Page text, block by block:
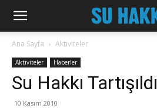
Ana Sayfa Aktiviteler
Aktiviteler Haberler
Su Hakkı Tartışıldı
10 Kasım 2010